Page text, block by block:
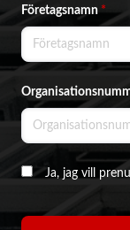
Företagsnamn*
Ja, jag vill